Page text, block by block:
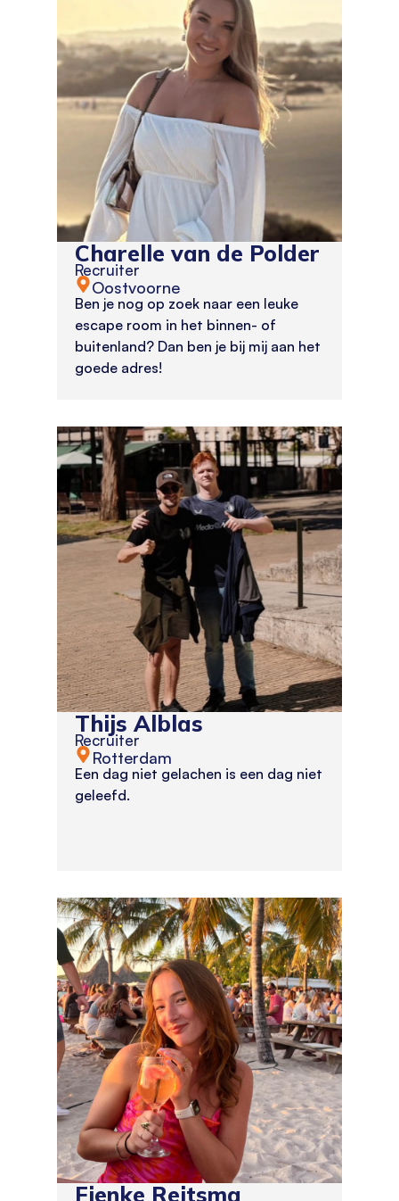
Charelle van de Polder
Recruiter
Oostvoorne
Ben je nog op zoek naar een leuke
escape room in het binnen- of
buitenland? Dan ben je bij mij aan het
goede adres!
Thijs Alblas
Recruiter
Rotterdam
Een dag niet gelachen is een dag niet
geleefd.
Fienke Reitsma